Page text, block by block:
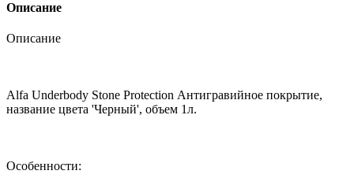
Описание
Описание
Alfa Underbody Stone Protection Антигравийное покрытие,
название цвета 'Черный', объем 1л.
Особенности: